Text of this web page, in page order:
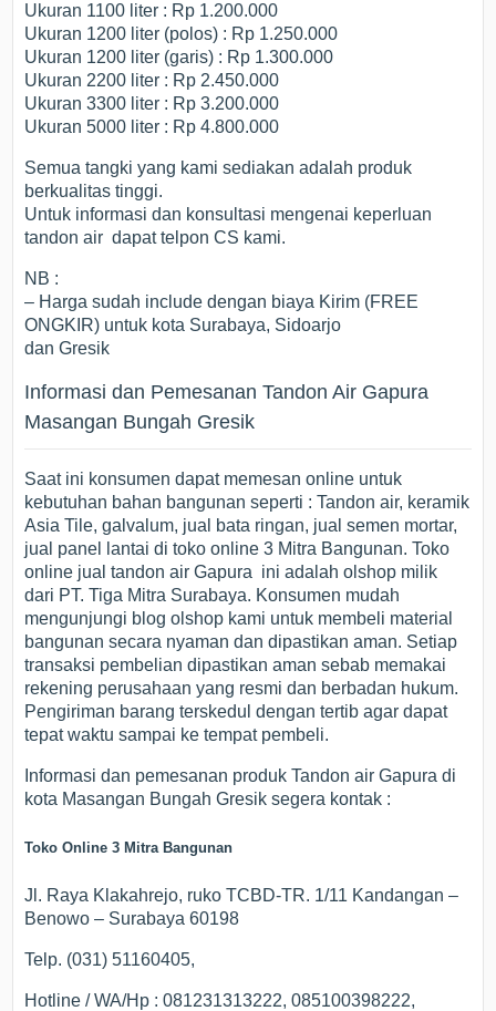
Ukuran 1100 liter : Rp 1.200.000
Ukuran 1200 liter (polos) : Rp 1.250.000
Ukuran 1200 liter (garis) : Rp 1.300.000
Ukuran 2200 liter : Rp 2.450.000
Ukuran 3300 liter : Rp 3.200.000
Ukuran 5000 liter : Rp 4.800.000
Semua tangki yang kami sediakan adalah produk
berkualitas tinggi.
Untuk informasi dan konsultasi mengenai keperluan
tandon air dapat telpon CS kami.
NB :
– Harga sudah include dengan biaya Kirim (FREE
ONGKIR) untuk kota Surabaya, Sidoarjo
dan Gresik
Informasi dan Pemesanan Tandon Air Gapura
Masangan Bungah Gresik
Saat ini konsumen dapat memesan online untuk
kebutuhan bahan bangunan seperti : Tandon air, keramik
Asia Tile, galvalum, jual bata ringan, jual semen mortar,
jual panel lantai di toko online 3 Mitra Bangunan. Toko
online jual tandon air Gapura ini adalah olshop milik
dari PT. Tiga Mitra Surabaya. Konsumen mudah
mengunjungi blog olshop kami untuk membeli material
bangunan secara nyaman dan dipastikan aman. Setiap
transaksi pembelian dipastikan aman sebab memakai
rekening perusahaan yang resmi dan berbadan hukum.
Pengiriman barang terskedul dengan tertib agar dapat
tepat waktu sampai ke tempat pembeli.
Informasi dan pemesanan produk Tandon air Gapura di
kota Masangan Bungah Gresik segera kontak :
Toko Online 3 Mitra Bangunan
Jl. Raya Klakahrejo, ruko TCBD-TR. 1/11 Kandangan –
Benowo – Surabaya 60198
Telp. (031) 51160405,
Hotline / WA/Hp : 081231313222, 085100398222,